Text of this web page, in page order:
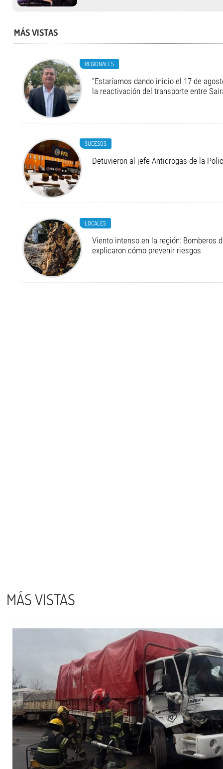
MÁS VISTAS
REGIONALES
“Estaríamos dando inicio el 17 de
la reactivación del transporte entre
SUCESOS
Detuvieron al jefe Antidrogas de la
LOCALES
Viento intenso en la región: Bomberos
explicaron cómo prevenir riesgos
MÁS VISTAS